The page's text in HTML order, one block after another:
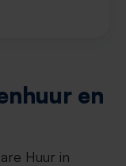
en
Huur in